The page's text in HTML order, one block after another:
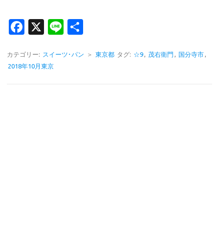
Fa
e
b
X
Li
e
カテゴリー: スイーツ･パン ＞ 東京都 タグ: ☆9 茂右衛門 国分寺市
2018年10月東京